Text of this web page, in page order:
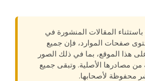
باستثناء المقالات المنشورة في
صفحات الموارد، فإن جميع
هذا الموقع، بما في ذلك الصور
مصادرها الأصلية. وتبقى جميع
محفوظة لأصحابها.